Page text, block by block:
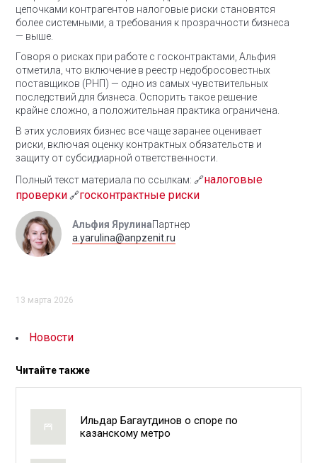
цепочками контрагентов налоговые риски становятся
более системными, а требования к прозрачности бизнеса
— выше.
Говоря о рисках при работе с госконтрактами, Альфия
отметила, что включение в реестр недобросовестных
поставщиков (РНП) — одно из самых чувствительных
последствий для бизнеса. Оспорить такое решение
крайне сложно, а положительная практика ограничена.
В этих условиях бизнес все чаще заранее оценивает
риски, включая оценку контрактных обязательств и
защиту от субсидиарной ответственности.
Полный текст материала по ссылкам: 🔗налоговые
проверки🔗госконтрактные риски
Альфия ЯрулинаПартнер
a.yarulina@anpzenit.ru
13 марта 2026
Новости
Читайте также
Ильдар Багаутдинов о споре по
казанскому метро